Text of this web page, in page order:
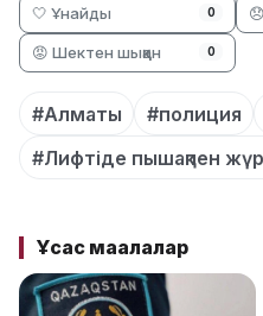
🤍 Ұнайды 0
😡 Шектен шыққан 0
#Алматы #полиция
#Лифтіде пышақпен
Ұқсас мақалалар